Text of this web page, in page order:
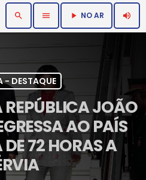
search menu play_arrow NO AR volume_up
- DESTAQUE
REPÚBLICA JOÃO
AO PAÍS
72 HORAS A